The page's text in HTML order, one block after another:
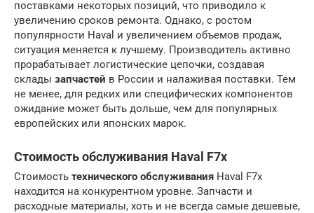
поставками некоторых позиций, что приводило к
увеличению сроков ремонта. Однако, с ростом
популярности Haval и увеличением объемов продаж,
ситуация меняется к лучшему. Производитель активно
прорабатывает логистические цепочки, создавая
склады запчастей в России и налаживая поставки. Тем
не менее, для редких или специфических компонентов
ожидание может быть дольше, чем для популярных
европейских или японских марок.
Стоимость обслуживания Haval F7x
Стоимость технического обслуживания Haval F7x
находится на конкурентном уровне. Запчасти и
расходные материалы, хоть и не всегда самые дешевые,